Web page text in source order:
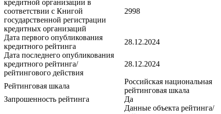
кредитной организации в
соответствии с Книгой
государственной регистрации
кредитных организаций
2998
Дата первого опубликования
кредитного рейтинга
28.12.2024
Дата последнего опубликования
кредитного рейтинга/
рейтингового действия
28.12.2024
Рейтинговая шкала
Российская национальная
рейтинговая шкала
Запрошенность рейтинга
Да
Данные объекта рейтинга/